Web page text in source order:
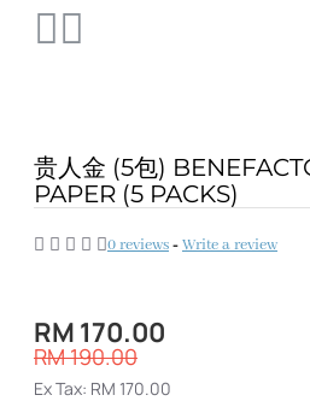
贵人金 (5包)
PAPER (5 PACKS)
0 reviews-Write a review
RM 170.00
RM 190.00
Ex Tax: RM 170.00